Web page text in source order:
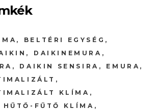
BELTÉRI EGYSÉG
DAIKINEMURA
DAIKIN SENSIRA
EMURA
KLÍMA
HŰTŐ-FŰTŐ KLÍMA